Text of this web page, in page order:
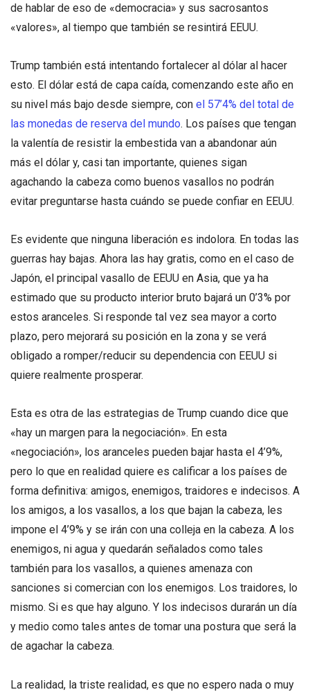
de hablar de eso de «democracia» y sus sacrosantos
«valores», al tiempo que también se resintirá EEUU.
Trump también está intentando fortalecer al dólar al hacer
esto. El dólar está de capa caída, comenzando este año en
su nivel más bajo desde siempre, con el 57’4% del total de
las monedas de reserva del mundo. Los países que tengan
la valentía de resistir la embestida van a abandonar aún
más el dólar y, casi tan importante, quienes sigan
agachando la cabeza como buenos vasallos no podrán
evitar preguntarse hasta cuándo se puede confiar en EEUU.
Es evidente que ninguna liberación es indolora. En todas las
guerras hay bajas. Ahora las hay gratis, como en el caso de
Japón, el principal vasallo de EEUU en Asia, que ya ha
estimado que su producto interior bruto bajará un 0’3% por
estos aranceles. Si responde tal vez sea mayor a corto
plazo, pero mejorará su posición en la zona y se verá
obligado a romper/reducir su dependencia con EEUU si
quiere realmente prosperar.
Esta es otra de las estrategias de Trump cuando dice que
«hay un margen para la negociación». En esta
«negociación», los aranceles pueden bajar hasta el 4’9%,
pero lo que en realidad quiere es calificar a los países de
forma definitiva: amigos, enemigos, traidores e indecisos. A
los amigos, a los vasallos, a los que bajan la cabeza, les
impone el 4’9% y se irán con una colleja en la cabeza. A los
enemigos, ni agua y quedarán señalados como tales
también para los vasallos, a quienes amenaza con
sanciones si comercian con los enemigos. Los traidores, lo
mismo. Si es que hay alguno. Y los indecisos durarán un día
y medio como tales antes de tomar una postura que será la
de agachar la cabeza.
La realidad, la triste realidad, es que no espero nada o muy